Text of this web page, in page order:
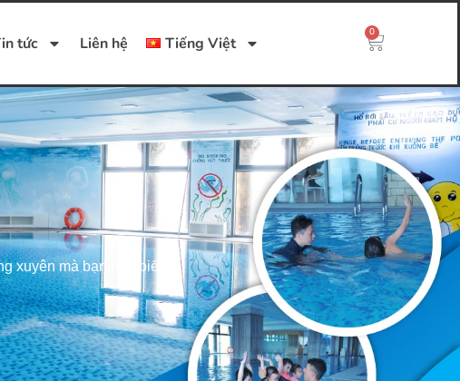
tức Liên hệ Tiếng Việt
0
xuyên mà bạn nên biết